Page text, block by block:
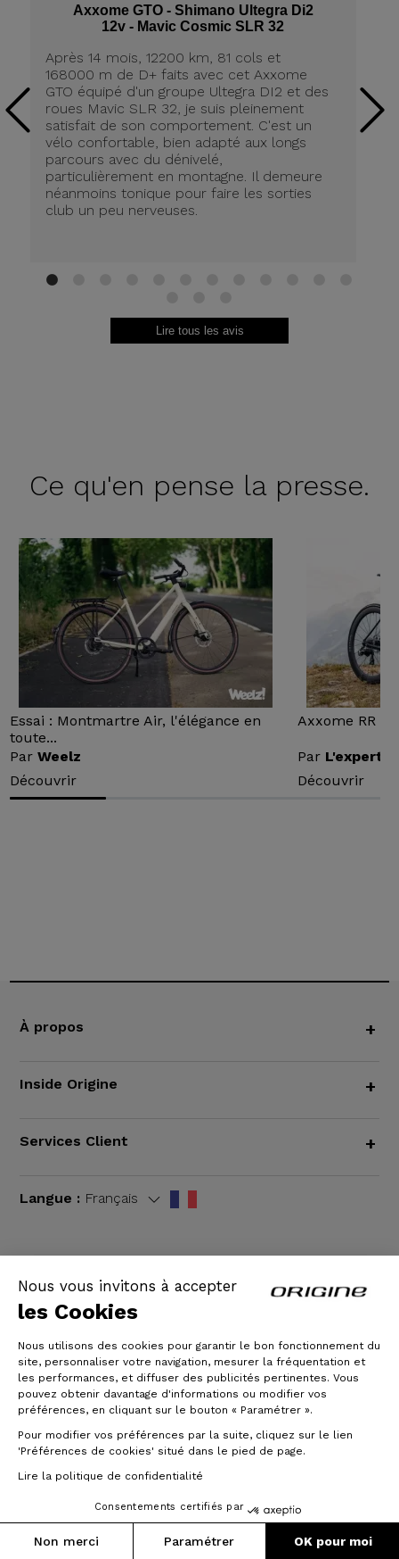
Nous vous invitons à accepter
les Cookies
Nous utilisons des cookies pour garantir le bon fonctionnement du
site, personnaliser votre navigation, mesurer la fréquentation et
les performances, et diffuser des publicités pertinentes. Vous
pouvez obtenir davantage d'informations ou modifier vos
préférences, en cliquant sur le bouton « Paramétrer ».
Pour modifier vos préférences par la suite, cliquez sur le lien
'Préférences de cookies' situé dans le pied de page.
Lire la politique de confidentialité
Consentements certifiés par
Non merci Paramétrer OK pour moi
Axxome GTO - Shimano Ultegra Di2
12v - Mavic Cosmic SLR 32
Après 14 mois, 12200 km, 81 cols et
168000 m de D+ faits avec cet Axxome
GTO équipé d'un groupe Ultegra DI2 et des
roues Mavic SLR 32, je suis pleinement
satisfait de son comportement. C'est un
vélo confortable, bien adapté aux longs
parcours avec du dénivelé,
particulièrement en montagne. Il demeure
néanmoins tonique pour faire les sorties
club un peu nerveuses.
1
Lire tous les avis
Ce qu'en pense la presse.
Essai : Montmartre Air, l'élégance en
toute...
ParWeelz
Découvrir
Axxome RR :
Par L'expert
Découvrir
Prix :
3 324 €
Poids :
8.45 kg Ajouter au panier
À propos +
Inside Origine +
Services Client +
Langue : Français
CGV | Mentions légales
© Origine Cycles